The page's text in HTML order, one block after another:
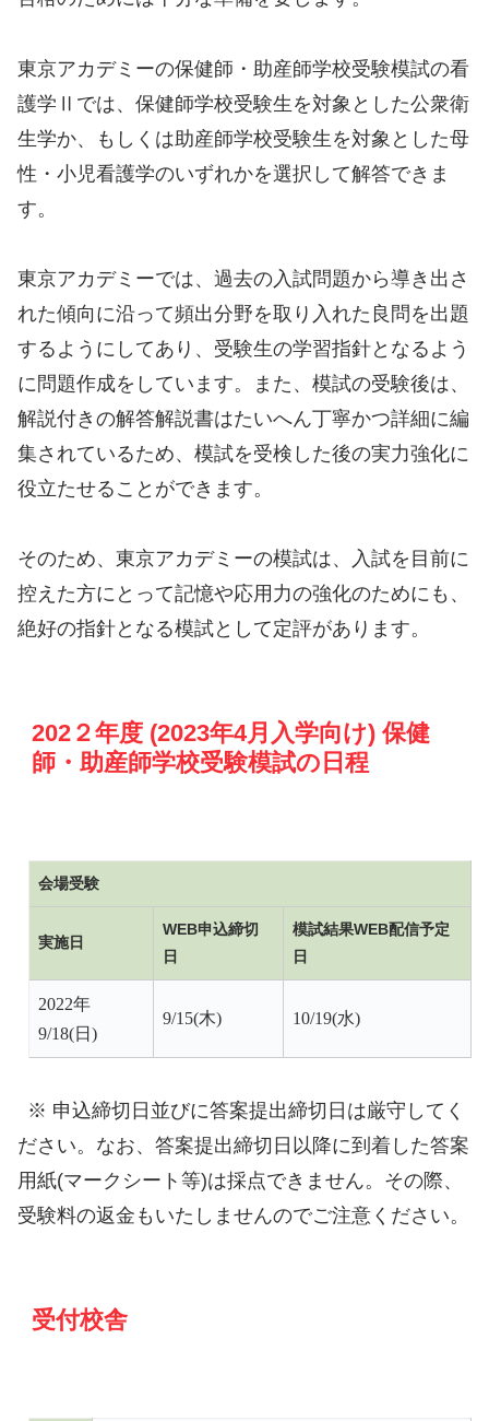
東京アカデミーの保健師・助産師学校受験模試の看
護学Ⅱでは、保健師学校受験生を対象とした公衆衛
生学か、もしくは助産師学校受験生を対象とした母
性・小児看護学のいずれかを選択して解答できま
す。
東京アカデミーでは、過去の入試問題から導き出さ
れた傾向に沿って頻出分野を取り入れた良問を出題
するようにしてあり、受験生の学習指針となるよう
に問題作成をしています。また、模試の受験後は、
解説付きの解答解説書はたいへん丁寧かつ詳細に編
集されているため、模試を受検した後の実力強化に
役立たせることができます。
そのため、東京アカデミーの模試は、入試を目前に
控えた方にとって記憶や応用力の強化のためにも、
絶好の指針となる模試として定評があります。
202２年度 (2023年4月入学向け) 保健
師・助産師学校受験模試の日程
会場受験
実施日
WEB申込締切
日
模試結果WEB配信予定
日
2022年
9/18(日)
9/15(木) 10/19(水)
※ 申込締切日並びに答案提出締切日は厳守してく
ださい。なお、答案提出締切日以降に到着した答案
用紙(マークシート等)は採点できません。その際、
受験料の返金もいたしませんのでご注意ください。
受付校舎